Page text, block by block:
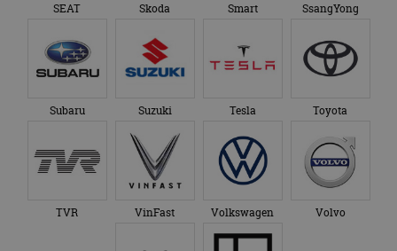
SEAT Skoda Smart SsangYong
Subaru Suzuki Tesla Toyota
TVR VinFast Volkswagen Volvo